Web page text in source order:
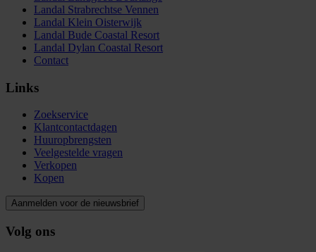
Landal Strabrechtse Vennen
Landal Klein Oisterwijk
Landal Bude Coastal Resort
Landal Dylan Coastal Resort
Contact
Links
Zoekservice
Klantcontactdagen
Huuropbrengsten
Veelgestelde vragen
Verkopen
Kopen
Aanmelden voor de nieuwsbrief
Volg ons